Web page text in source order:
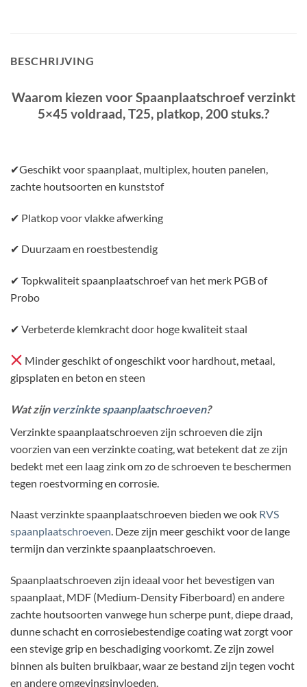
BESCHRIJVING
Waarom kiezen voor Spaanplaatschroef verzinkt
5×45 voldraad, T25, platkop, 200 stuks.?
✔Geschikt voor spaanplaat, multiplex, houten panelen,
zachte houtsoorten en kunststof
✔ Platkop voor vlakke afwerking
✔ Duurzaam en roestbestendig
✔ Topkwaliteit spaanplaatschroef van het merk PGB of
Probo
✔ Verbeterde klemkracht door hoge kwaliteit staal
Minder geschikt of ongeschikt voor hardhout, metaal,
gipsplaten en beton en steen
Wat zijn verzinkte spaanplaatschroeven?
Verzinkte spaanplaatschroeven zijn schroeven die zijn
voorzien van een verzinkte coating, wat betekent dat ze zijn
bedekt met een laag zink om zo de schroeven te beschermen
tegen roestvorming en corrosie.
Naast verzinkte spaanplaatschroeven bieden we ook RVS
spaanplaatschroeven. Deze zijn meer geschikt voor de lange
termijn dan verzinkte spaanplaatschroeven.
Spaanplaatschroeven zijn ideaal voor het bevestigen van
spaanplaat, MDF (Medium-Density Fiberboard) en andere
zachte houtsoorten vanwege hun scherpe punt, diepe draad,
dunne schacht en corrosiebestendige coating wat zorgt voor
een stevige grip en beschadiging voorkomt. Ze zijn zowel
binnen als buiten bruikbaar, waar ze bestand zijn tegen vocht
en andere omgevingsinvloeden.